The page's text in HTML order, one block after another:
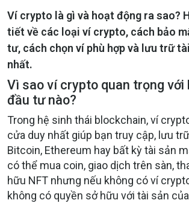
Ví crypto là gì và hoạt động ra sao?
tiết về các loại ví crypto, cách bảo
tư, cách chọn ví phù hợp và lưu trữ
nhất.
Vì sao ví crypto quan trọng với
đầu tư nào?
Trong hệ sinh thái blockchain, ví
cửa duy nhất giúp bạn truy cập, lưu
Bitcoin, Ethereum hay bất kỳ tài sản
có thể mua coin, giao dịch trên sàn,
hữu NFT nhưng nếu không có ví
không có quyền sở hữu với tài sản